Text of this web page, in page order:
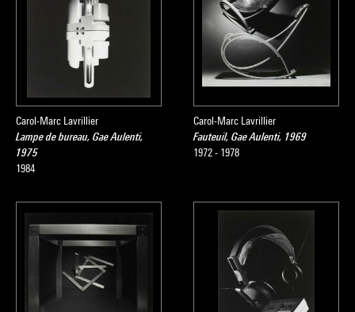
Carol-Marc Lavrillier
Lampe de bureau, Gae Aulenti,
1975
1984
Carol-Marc Lavrillier
Fauteuil, Gae Aulenti, 1969
1972 - 1978